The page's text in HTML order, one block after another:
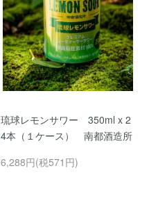
琉球レモンサワー 350ml x 2
4本（１ケース） 南都酒造所
6,288円(税571円)